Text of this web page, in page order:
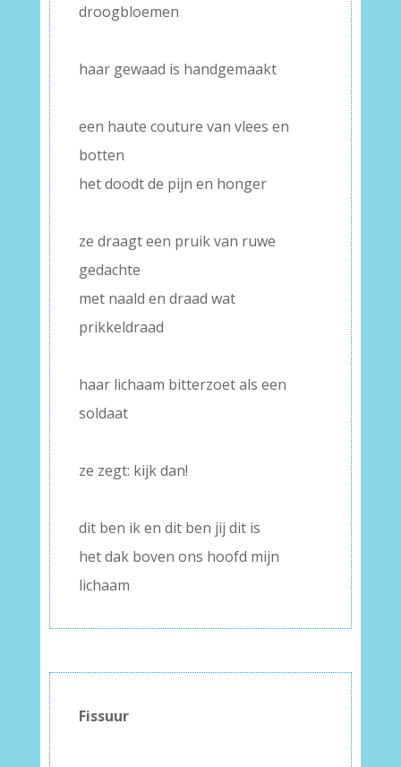
droogbloemen
haar gewaad is handgemaakt
een haute couture van vlees en
botten
het doodt de pijn en honger
ze draagt een pruik van ruwe
gedachte
met naald en draad wat
prikkeldraad
haar lichaam bitterzoet als een
soldaat
ze zegt: kijk dan!
dit ben ik en dit ben jij dit is
het dak boven ons hoofd mijn
lichaam
Fissuur